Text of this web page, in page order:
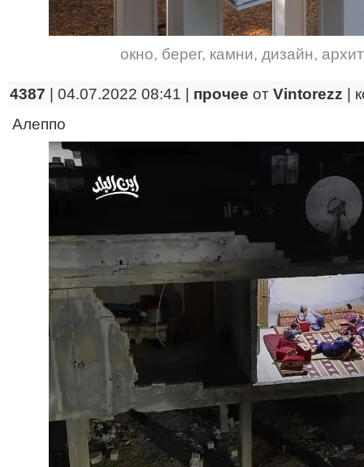
окно, берег, камни, дизайн,
4387 | 04.07.2022 08:41 | прочее от Vintorezz
Алеппо